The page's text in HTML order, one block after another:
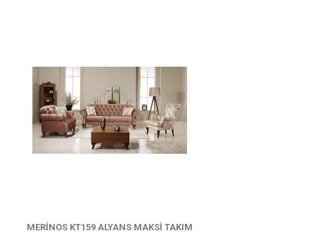
MERİNOS KT159 ALYANS MAKSİ TAKIM